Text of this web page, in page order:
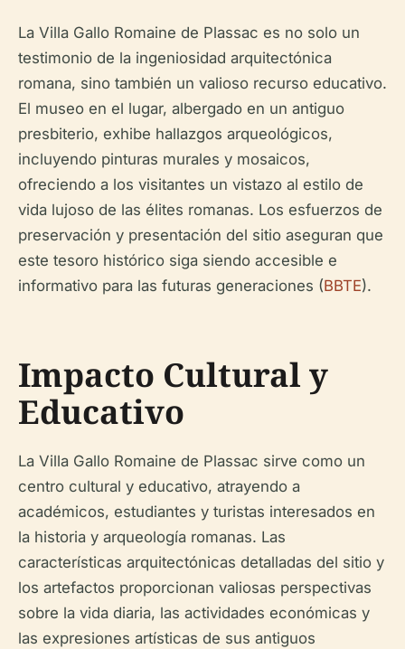
La Villa Gallo Romaine de Plassac es no solo un
testimonio de la ingeniosidad arquitectónica
romana, sino también un valioso recurso educativo.
El museo en el lugar, albergado en un antiguo
presbiterio, exhibe hallazgos arqueológicos,
incluyendo pinturas murales y mosaicos,
ofreciendo a los visitantes un vistazo al estilo de
vida lujoso de las élites romanas. Los esfuerzos de
preservación y presentación del sitio aseguran que
este tesoro histórico siga siendo accesible e
informativo para las futuras generaciones (BBTE).
Impacto Cultural y
Educativo
La Villa Gallo Romaine de Plassac sirve como un
centro cultural y educativo, atrayendo a
académicos, estudiantes y turistas interesados en
la historia y arqueología romanas. Las
características arquitectónicas detalladas del sitio y
los artefactos proporcionan valiosas perspectivas
sobre la vida diaria, las actividades económicas y
las expresiones artísticas de sus antiguos